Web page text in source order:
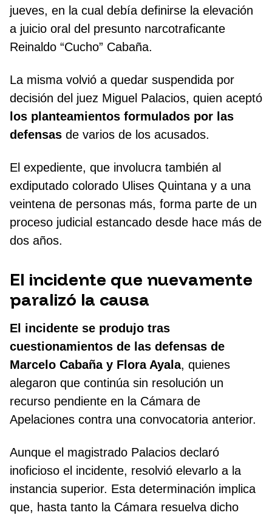
jueves, en la cual debía definirse la elevación
a juicio oral del presunto narcotraficante
Reinaldo “Cucho” Cabaña.
La misma volvió a quedar suspendida por
decisión del juez Miguel Palacios, quien aceptó
los planteamientos formulados por las
defensas de varios de los acusados.
El expediente, que involucra también al
exdiputado colorado Ulises Quintana y a una
veintena de personas más, forma parte de un
proceso judicial estancado desde hace más de
dos años.
El incidente que nuevamente
paralizó la causa
El incidente se produjo tras
cuestionamientos de las defensas de
Marcelo Cabaña y Flora Ayala, quienes
alegaron que continúa sin resolución un
recurso pendiente en la Cámara de
Apelaciones contra una convocatoria anterior.
Aunque el magistrado Palacios declaró
inoficioso el incidente, resolvió elevarlo a la
instancia superior. Esta determinación implica
que, hasta tanto la Cámara resuelva dicho